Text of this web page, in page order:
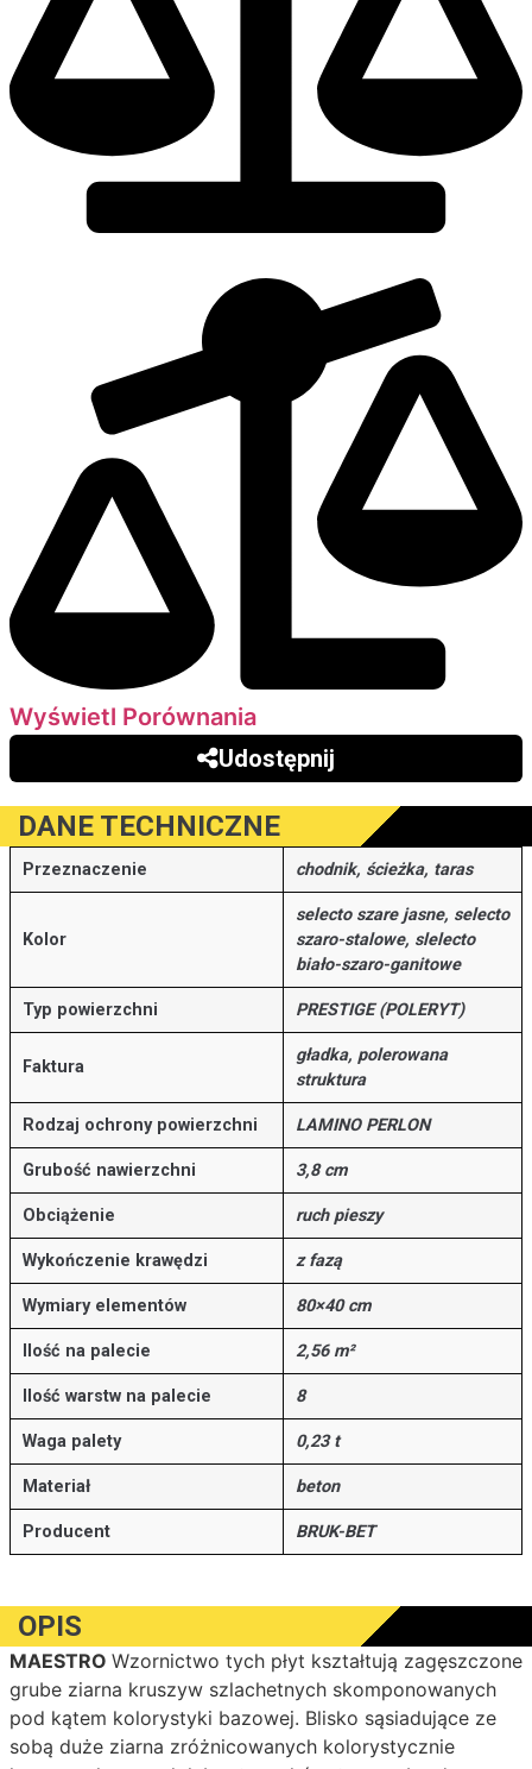
Wyświetl Porównania
Udostępnij
DANE TECHNICZNE
Przeznaczenie chodnik, ścieżka, taras
Kolor
selecto szare jasne, selecto
szaro-stalowe, slelecto
biało-szaro-ganitowe
Typ powierzchni PRESTIGE (POLERYT)
Faktura
gładka, polerowana
struktura
Rodzaj ochrony powierzchni LAMINO PERLON
Grubość nawierzchni 3,8 cm
Obciążenie ruch pieszy
Wykończenie krawędzi z fazą
Wymiary elementów 80×40 cm
Ilość na palecie 2,56 m²
Ilość warstw na palecie 8
Waga palety 0,23 t
Materiał beton
Producent BRUK-BET
OPIS
MAESTRO Wzornictwo tych płyt kształtują zagęszczone
grube ziarna kruszyw szlachetnych skomponowanych
pod kątem kolorystyki bazowej. Blisko sąsiadujące ze
sobą duże ziarna zróżnicowanych kolorystycznie